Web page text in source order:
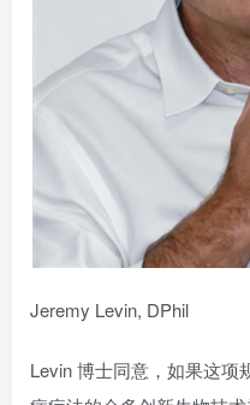
Jeremy Levin, DPhil
Levin 博士同意，如果这项